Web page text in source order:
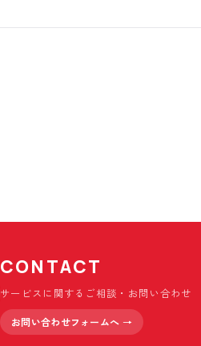
CONTACT
サービスに関するご相談・お問い合わせ
お問い合わせフォームへ →